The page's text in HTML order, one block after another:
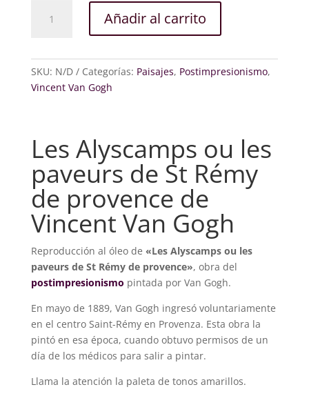
Alyscamps
paveurs
de
provence
Añadir al carrito
SKU: N/D Categorías: Paisajes, Postimpresionismo,
Vincent Van Gogh
Les Alyscamps ou les
paveurs de St Rémy
de provence de
Vincent Van Gogh
Reproducción al óleo de «Les Alyscamps ou les
paveurs de St Rémy de provence», obra del
postimpresionismo pintada por Van Gogh.
En mayo de 1889, Van Gogh ingresó voluntariamente
en el centro Saint-Rémy en Provenza. Esta obra la
pintó en esa época, cuando obtuvo permisos de un
día de los médicos para salir a pintar.
Llama la atención la paleta de tonos amarillos.